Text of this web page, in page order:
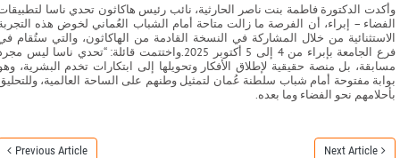
وأكدت الدكتورة فاطمة بنت ناصر الحارثية، نائب رئيس هاكاثون تحدي ناسا
الفضاء – إبراء، أن الفرصة ما زالت متاحة أمام الشباب العُماني لخوض هذه
الاستثنائية من خلال المشاركة في النسخة القادمة من الهاكاثون، والتي ستُقام
فرع الجامعة بإبراء من 4 إلى 5 أكتوبر 2025.واختتمت قائلة: “تحدي ناسا ليس
مسابقة، بل منصة حقيقية لإطلاق الأفكار وتحويلها إلى ابتكارات تخدم البشرية،
بوابة مفتوحة أمام شباب سلطنة عُمان لتمثيل وطنهم على الساحة العالمية،
بأحلامهم نحو الفضاء وما بعده.
Previous Article Next Article